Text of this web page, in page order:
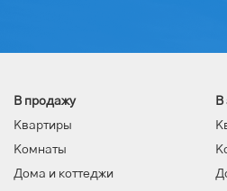
В продажу
Квартиры
Комнаты
Дома и коттеджи
В